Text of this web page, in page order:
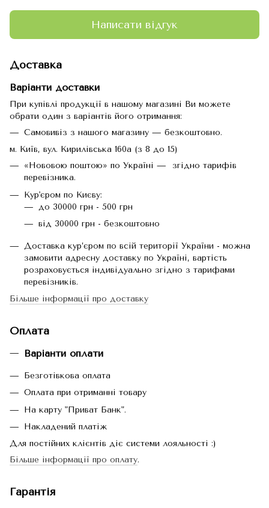
Написати відгук
Доставка
Варіанти доставки
При купівлі продукції в нашому магазині Ви можете
обрати один з варіантів його отримання:
Самовивіз з нашого магазину — безкоштовно.
м. Київ, вул. Кирилівська 160а (з 8 до 15)
«Нововою поштою» по Україні — згідно тарифів
перевізника.
Кур'єром по Києву:
до 30000 грн - 500 грн
від 30000 грн - безкоштовно
Доставка кур’єром по всій території України - можна
замовити адресну доставку по Україні, вартість
розраховується індивідуально згідно з тарифами
перевізників.
Більше інформації про доставку
Оплата
Варіанти оплати
Безготівкова оплата
Оплата при отриманні товару
На карту "Приват Банк".
Накладений платіж
Для постійних клієнтів діє системи лояльності :)
Більше інформації про оплату.
Гарантія